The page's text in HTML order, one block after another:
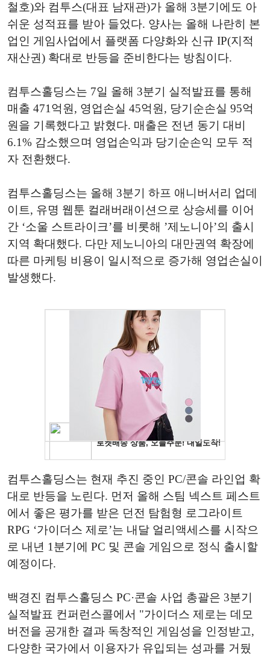
철호)와 컴투스(대표 남재관)가 올해 3분기에도 아
쉬운 성적표를 받아 들었다. 양사는 올해 나란히 본
업인 게임사업에서 플랫폼 다양화와 신규 IP(지적
재산권) 확대로 반등을 준비한다는 방침이다.
컴투스홀딩스는 7일 올해 3분기 실적발표를 통해
매출 471억원, 영업손실 45억원, 당기순손실 95억
원을 기록했다고 밝혔다. 매출은 전년 동기 대비
6.1% 감소했으며 영업손익과 당기순손익 모두 적
자 전환했다.
컴투스홀딩스는 올해 3분기 하프 애니버서리 업데
이트, 유명 웹툰 컬래버래이션으로 상승세를 이어
간 ‘소울 스트라이크’를 비롯해 ’제노니아’의 출시
지역 확대했다. 다만 제노니아의 대만권역 확장에
따른 마케팅 비용이 일시적으로 증가해 영업손실이
발생했다.
컴투스홀딩스는 현재 추진 중인 PC/콘솔 라인업 확
대로 반등을 노린다. 먼저 올해 스팀 넥스트 페스트
에서 좋은 평가를 받은 던전 탐험형 로그라이트
RPG ‘가이더스 제로’는 내달 얼리액세스를 시작으
로 내년 1분기에 PC 및 콘솔 게임으로 정식 출시할
예정이다.
백경진 컴투스홀딩스 PC·콘솔 사업 총괄은 3분기
실적발표 컨퍼런스콜에서 "가이더스 제로는 데모
버전을 공개한 결과 독창적인 게임성을 인정받고,
다양한 국가에서 이용자가 유입되는 성과를 거뒀